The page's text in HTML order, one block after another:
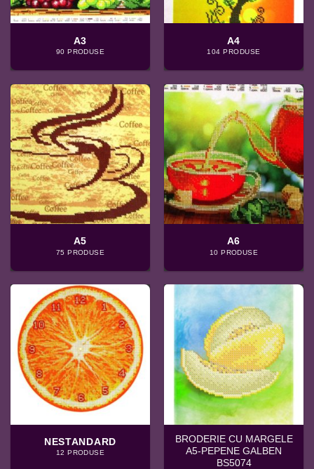
A3
90 PRODUSE
A4
104 PRODUSE
A5
75 PRODUSE
A6
10 PRODUSE
NESTANDARD
12 PRODUSE
BRODERIE CU MARGELE
A5-PEPENE GALBEN
BS5074